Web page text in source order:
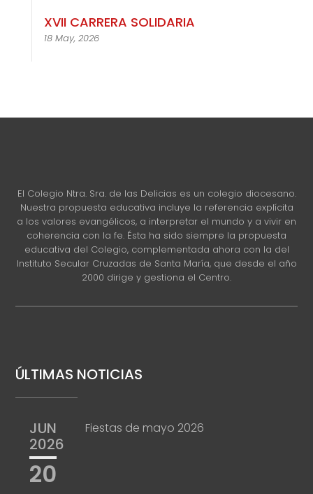
XVII CARRERA SOLIDARIA
18 May, 2026
El Colegio Ntra. Sra. de las Delicias es un colegio diocesano.
Nuestra propuesta educativa incluye la referencia explícita
a los valores evangélicos, a interpretar el mundo y a vivir en
coherencia con la fe. Ésta ha sido siempre la propuesta
educativa del Colegio, complementada ahora con la del
Instituto Secular Cruzadas de Santa María, que desde el año
2000 dirige y gestiona el Centro.
ÚLTIMAS NOTICIAS
JUN
2026
20
Fiestas de mayo 2026